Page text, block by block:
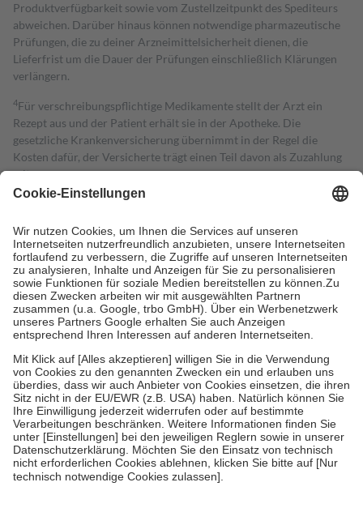
Produktverfügbarkeit sowie vom Zustellzeitpunkt des Spediteurs
abweichen. Darüber hinaus können notwendige pharmazeutische
Prüfungen, die zu deiner Arzneimittelsicherheit dienen, die
Lieferfrist um die Dauer der Prüfungen einschließlich Klärungen
verlängern.
4Für verschreibungspflichtige Medikamente stellt der Arzt ein
Rezept aus und der Patient erhält sie in der Apotheke. Die
gesetzliche Krankenversicherung übernimmt in der Regel die
Kosten dafür, der Versicherte trägt einen Teil davon als Zuzahlung
mit.
Grundsätzlich leisten Mitglieder Zuzahlungen in Höhe von zehn
höchstens zehn Euro.
Es sind jedoch nie mehr als die tatsächlichen
Kosten der Leistung zu entrichten.
Diese Regeln gelten grundsätzlich auch für Online-Apotheken.
Bei Heilmitteln und häuslicher Krankenpflege beträgt die
Zuzahlung zehn Prozent der Kosten sowie zehn Euro je
Verordnung.
Um das Engagement der Versicherten für ihre eigene Gesundheit zu
stärken und die besondere Stellung der Familie zu unterstützen,
fallenkeine Zuzahlungenan bei:
• Kindern und Jugendlichen bis zum vollendeten 18. Lebensjahr
mit Ausnahme der Fahrkosten
• Untersuchungen zur Vorsorge und Früherkennung, die von der
GKV getragen werden
• empfohlenen Schutzimpfungen
• Harn- und Blutteststreifen